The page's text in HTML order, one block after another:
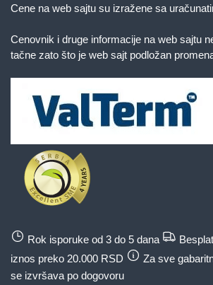
Cene na web sajtu su izražene sa
Cenovnik i druge informacije na web sajtu
tačne zato što je web sajt podložan
Rok isporuke od 3 do 5 dana
iznos preko 20.000 RSD
Za sve
se izvršava po dogovoru